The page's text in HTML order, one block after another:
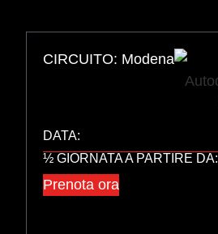
CIRCUITO: Modena
DATA:
½ GIORNATA A PARTIRE DA:
Prenota ora